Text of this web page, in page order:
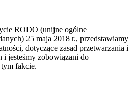
RODO (unijne ogólne
25 maja 2018 r., przedstawiamy
dotyczące zasad przetwarzania i
i jesteśmy zobowiązani do
fakcie.